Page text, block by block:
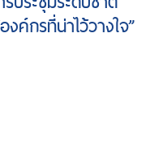
ค์กรที่น่าไว้วางใจ”